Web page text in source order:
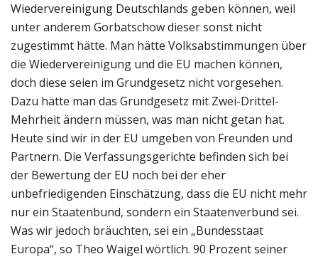
Wiedervereinigung Deutschlands geben können, weil
unter anderem Gorbatschow dieser sonst nicht
zugestimmt hätte. Man hätte Volksabstimmungen über
die Wiedervereinigung und die EU machen können,
doch diese seien im Grundgesetz nicht vorgesehen.
Dazu hätte man das Grundgesetz mit Zwei-Drittel-
Mehrheit ändern müssen, was man nicht getan hat.
Heute sind wir in der EU umgeben von Freunden und
Partnern. Die Verfassungsgerichte befinden sich bei
der Bewertung der EU noch bei der eher
unbefriedigenden Einschätzung, dass die EU nicht mehr
nur ein Staatenbund, sondern ein Staatenverbund sei.
Was wir jedoch bräuchten, sei ein „Bundesstaat
Europa“, so Theo Waigel wörtlich. 90 Prozent seiner